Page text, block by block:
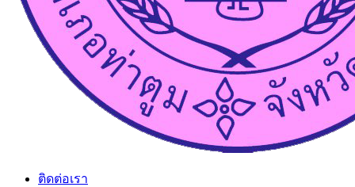
ติดต่อเรา